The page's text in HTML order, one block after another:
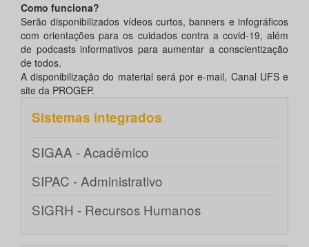
Como funciona?
Serão disponibilizados vídeos curtos, banners e infográficos
com orientações para os cuidados contra a covid-19, além
de podcasts informativos para aumentar a conscientização
de todos.
A disponibilização do material será por e-mail, Canal UFS e
site da PROGEP.
Sistemas integrados
SIGAA - Acadêmico
SIPAC - Administrativo
SIGRH - Recursos Humanos